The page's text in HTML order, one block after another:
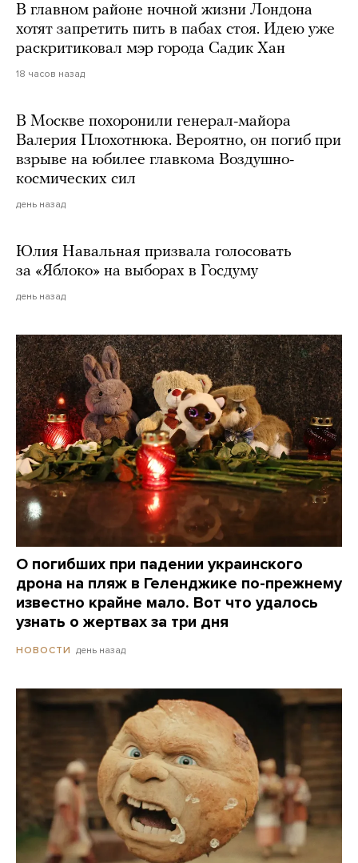
В главном районе ночной жизни Лондона
хотят запретить пить в пабах стоя. Идею уже
раскритиковал мэр города Садик Хан
18 часов назад
В Москве похоронили генерал-майора
Валерия Плохотнюка. Вероятно, он погиб при
взрыве на юбилее главкома Воздушно-
космических сил
день назад
Юлия Навальная призвала голосовать
за «Яблоко» на выборах в Госдуму
день назад
О погибших при падении украинского
дрона на пляж в Геленджике по-прежнему
известно крайне мало. Вот что удалось
узнать о жертвах за три дня
НОВОСТИ день назад